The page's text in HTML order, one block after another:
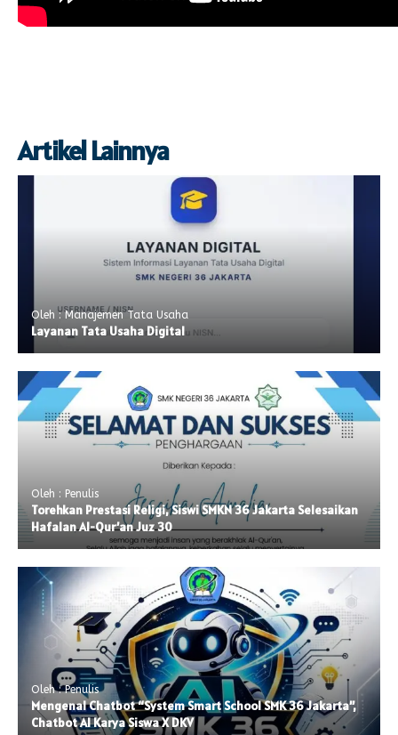
Artikel Lainnya
Oleh : Manajemen Tata Usaha
Layanan Tata Usaha Digital
Oleh : Penulis
Torehkan Prestasi Religi, Siswi SMKN 36 Jakarta Selesaikan
Hafalan Al-Qur’an Juz 30
Oleh : Penulis
Mengenal Chatbot “System Smart School SMK 36 Jakarta”,
Chatbot AI Karya Siswa X DKV